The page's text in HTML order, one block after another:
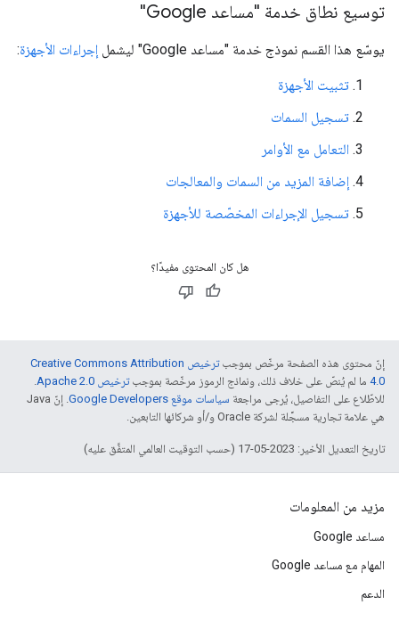
توسيع نطاق خدمة "مساعد Google"
يوسّع هذا القسم نموذج خدمة "مساعد Google" ليشمل إجراءات الأجهزة:
تثبيت الأجهزة
تسجيل السمات
التعامل مع الأوامر
إضافة المزيد من السمات والمعالجات
تسجيل الإجراءات المخصّصة للأجهزة
هل كان المحتوى مفيدًا؟
إنّ محتوى هذه الصفحة مرخّص بموجب
ترخيص Creative Commons Attribution
4.0‏ ما لم يُنصّ على خلاف ذلك، ونماذج الرموز مرخّصة بموجبترخيص Apache 2.0‏
.
للاطّلاع على التفاصيل، يُرجى مراجعة سياسات موقع Google Developers‏
. إنّ Java
هي علامة تجارية مسجَّلة لشركة Oracle و/أو شركائها التابعين.
تاريخ التعديل الأخير: 2023-05-17 (حسب التوقيت العالمي المتفَّق عليه)
مزيد من المعلومات
مساعد Google
المهام مع مساعد Google
الدعم